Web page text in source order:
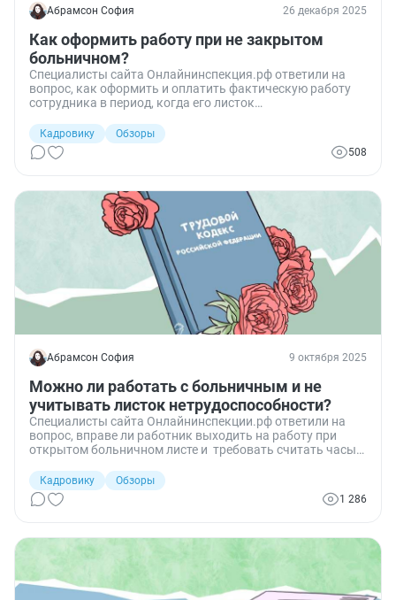
Абрамсон София 26 декабря 2025
Как оформить работу при не закрытом
больничном?
Специалисты сайта Онлайнинспекция.рф ответили на
вопрос, как оформить и оплатить фактическую работу
сотрудника в период, когда его листок
Кадровику
Обзоры
508
Абрамсон София 9 октября 2025
Можно ли работать с больничным и не
учитывать листок нетрудоспособности?
Специалисты сайта Онлайнинспекции.рф ответили на
вопрос, вправе ли работник выходить на работу при
открытом больничном листе и требовать считать часы
Кадровику
Обзоры
1 286